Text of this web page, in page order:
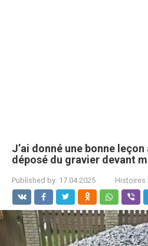
J’ai donné une bonne
déposé du gravier devant
Published by: 17.04.2025 Histoires